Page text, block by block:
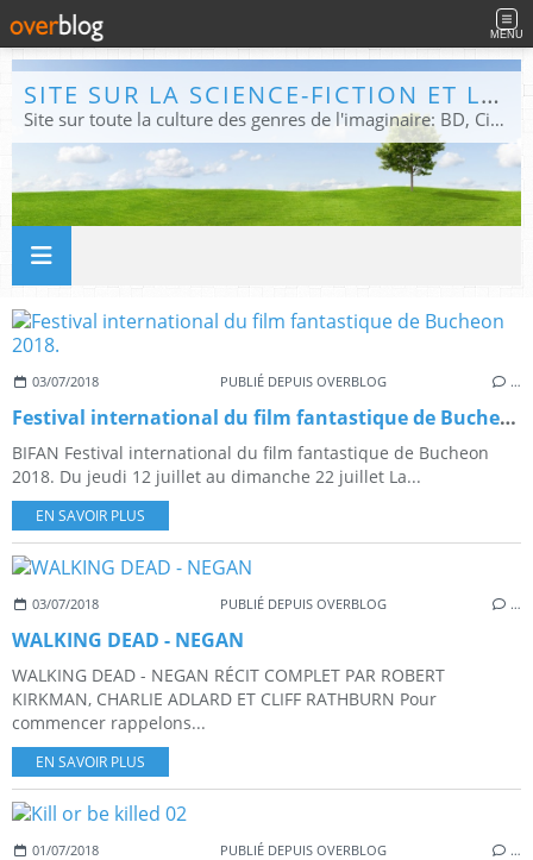
MENU
SITE SUR LA SCIENCE-FICTION ET LE FANTASTIQUE
Site sur toute la culture des genres de l'imaginaire: BD, Cinéma, Livre, Jeux, Théâtre. Présent dans les principaux festivals de film fantastique e de science-fiction, salons et conventions.
03/07/2018 PUBLIÉ DEPUIS OVERBLOG …
Festival international du film fantastique de Bucheon 2018.
BIFAN Festival international du film fantastique de Bucheon
2018. Du jeudi 12 juillet au dimanche 22 juillet La...
EN SAVOIR PLUS
03/07/2018 PUBLIÉ DEPUIS OVERBLOG …
WALKING DEAD - NEGAN
WALKING DEAD - NEGAN RÉCIT COMPLET PAR ROBERT
KIRKMAN, CHARLIE ADLARD ET CLIFF RATHBURN Pour
commencer rappelons...
EN SAVOIR PLUS
01/07/2018 PUBLIÉ DEPUIS OVERBLOG …